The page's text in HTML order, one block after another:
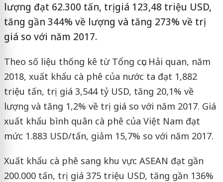
lượng đạt 62.300 tấn, trị giá 123,48 triệu USD,
tăng gần 344% về lượng và tăng 273% về trị
giá so với năm 2017.
Theo số liệu thống kê từ Tổng cục Hải quan, năm
2018, xuất khẩu cà phê của nước ta đạt 1,882
triệu tấn, trị giá 3,544 tỷ USD, tăng 20,1% về
lượng và tăng 1,2% về trị giá so với năm 2017. Giá
xuất khẩu bình quân cà phê của Việt Nam đạt
mức 1.883 USD/tấn, giảm 15,7% so với năm 2017.
Xuất khẩu cà phê sang khu vực ASEAN đạt gần
200.000 tấn, trị giá 375 triệu USD, tăng gần 136%